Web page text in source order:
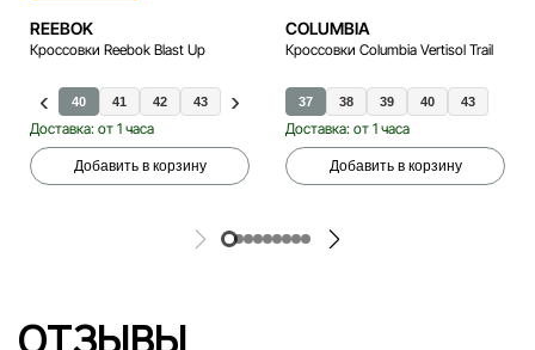
REEBOK
Кроссовки Reebok Blast Up
40 41 42 43 45
Доставка: от 1 часа
Добавить в корзину
COLUMBIA
Кроссовки Columbia Vertisol Trail
37 38 39 40 43
Доставка: от 1 часа
Добавить в корзину